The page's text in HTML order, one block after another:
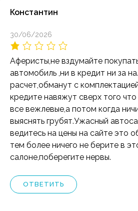
Константин
30/06/2026
Аферисты,не вздумайте
автомобиль ,ни в кредит ни за
расчет,обманут с
кредите навяжут сверх того
все вежлевые,а потом когда
выяснять грубят.Ужасный
ведитесь на цены на сайте это
тем более ничего не берите в
салоне,поберегите нервы.
ОТВЕТИТЬ